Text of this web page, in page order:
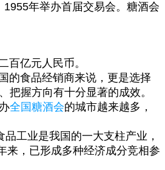
年举办首届交易会。糖酒会
亿元人民币。
的食品经销商来说，更是选择
把握方向有十分显著的成效。
全国糖酒会的城市越来越多，
工业是我国的一大支柱产业，
来，已形成多种经济成分竞相参